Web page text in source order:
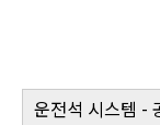
운전석 시스템 -